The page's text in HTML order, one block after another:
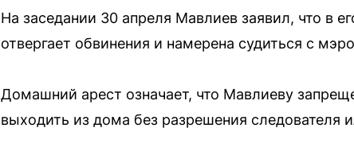
На заседании 30 апреля Мавлиев заявил, что в
отвергает обвинения и намерена судиться с
Домашний арест означает, что Мавлиеву
выходить из дома без разрешения следователя